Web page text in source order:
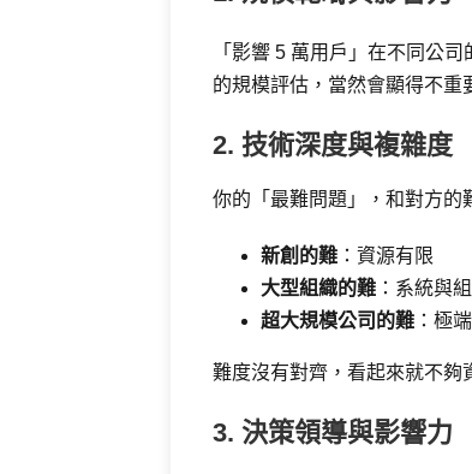
「影響 5 萬用戶」在不同公
的規模評估，當然會顯得不重
2. 技術深度與複雜度
你的「最難問題」，和對方的
新創的難 ：資源有限
大型組織的難 ：系統與
超大規模公司的難 ：極
難度沒有對齊，看起來就不夠
3. 決策領導與影響力